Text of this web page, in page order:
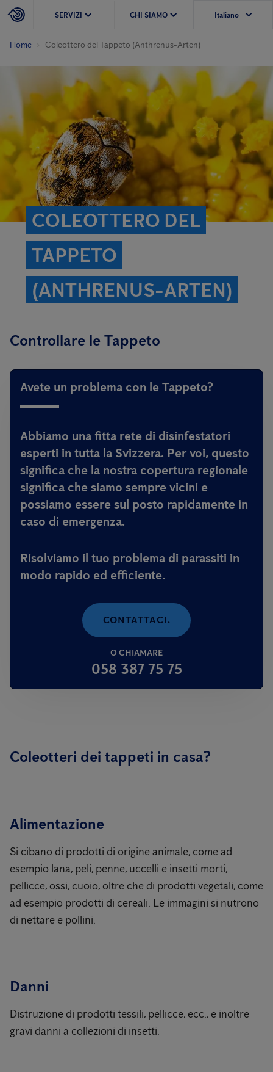
SERVIZI CHI SIAMO
Home Coleottero del Tappeto (Anthrenus-Arten)
COLEOTTERO DEL
TAPPETO
(ANTHRENUS-ARTEN)
Controllare le Tappeto
Avete un problema con le Tappeto?
Abbiamo una fitta rete di disinfestatori
esperti in tutta la Svizzera. Per voi, questo
significa che la nostra copertura regionale
significa che siamo sempre vicini e
possiamo essere sul posto rapidamente in
caso di emergenza.
Risolviamo il tuo problema di parassiti in
modo rapido ed efficiente.
CONTATTACI.
O CHIAMARE
058 387 75 75
Coleotteri dei tappeti in casa?
Alimentazione
Si cibano di prodotti di origine animale, come ad
esempio lana, peli, penne, uccelli e insetti morti,
pellicce, ossi, cuoio, oltre che di prodotti vegetali, come
ad esempio prodotti di cereali. Le immagini si nutrono
di nettare e pollini.
Danni
Distruzione di prodotti tessili, pellicce, ecc., e inoltre
gravi danni a collezioni di insetti.